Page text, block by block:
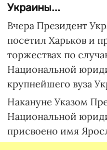
Украины...
Вчера Президент
посетил Харьков и
торжествах по
Национальной
крупнейшего вуза
Накануне Указом
Национальной
присвоено имя